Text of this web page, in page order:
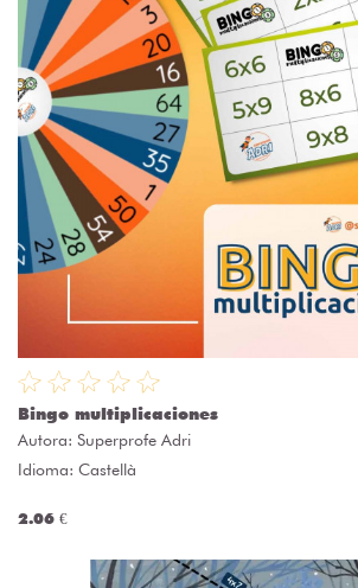
Bingo multiplicaciones
Autora: Superprofe Adri
Idioma: Castellà
2.06 €